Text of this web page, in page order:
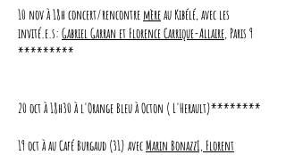
10 nov à 18h concert/rencontremèreau Kibélé, avec les
invité.e.s: Gabriel Garran et Florence Carrique-Allaire, Paris 9
*********
20 oct à 18h30 à l'Orange Bleu à Octon ( L'Herault)********
19 oct à au Café Burgaud (31) avecMarin BonazzI, Florent